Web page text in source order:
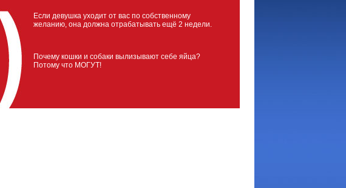
Если девушка уходит от вас по собственному
желанию, она должна отрабатывать ещё 2 недели.
Почему кошки и собаки вылизывают себе яйца?
Потому что МОГУТ!